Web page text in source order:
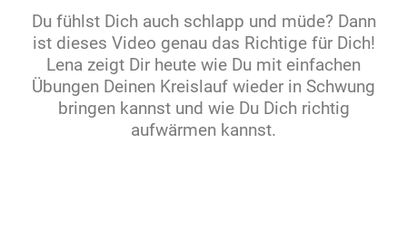
Du fühlst Dich auch schlapp und müde? Dann
ist dieses Video genau das Richtige für Dich!
Lena zeigt Dir heute wie Du mit einfachen
Übungen Deinen Kreislauf wieder in Schwung
bringen kannst und wie Du Dich richtig
aufwärmen kannst.